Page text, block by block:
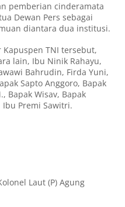
pemberian cinderamata
Dewan Pers sebagai
diantara dua institusi.
TNI tersebut,
lain, Ibu Ninik Rahayu,
Bahrudin, Firda Yuni,
Sapto Anggoro, Bapak
Bapak Wisav, Bapak
Premi Sawitri.
Laut (P) Agung